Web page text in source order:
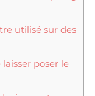
utilisé sur des
poser le